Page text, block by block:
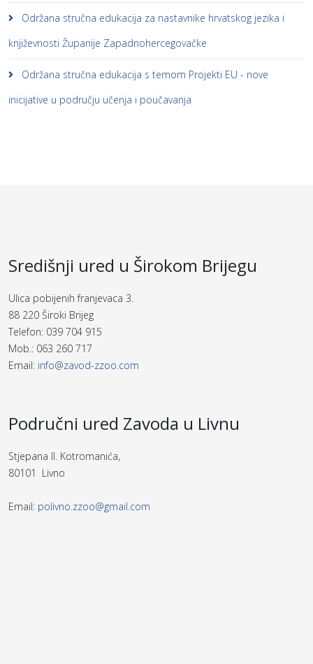
Održana stručna edukacija za nastavnike hrvatskog jezika i
književnosti Županije Zapadnohercegovačke
Održana stručna edukacija s temom Projekti EU - nove
inicijative u području učenja i poučavanja
Središnji ured u Širokom Brijegu
Ulica pobijenih franjevaca 3.
88 220 Široki Brijeg
Telefon: 039 704 915
Mob.: 063 260 717
Email: info@zavod-zzoo.com
Područni ured Zavoda u Livnu
Stjepana II. Kotromanića,
80101 Livno
Email: polivno.zzoo@gmail.com